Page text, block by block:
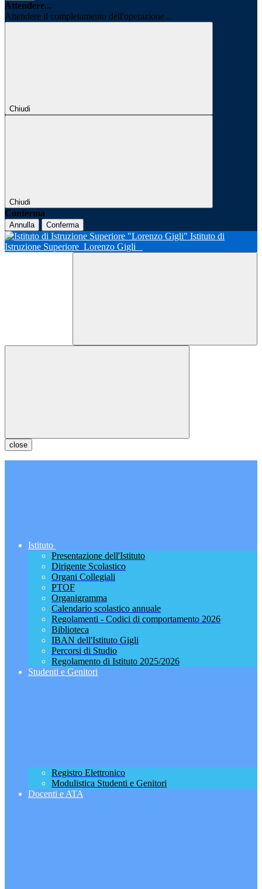
Attendere...
Attendere il completamento dell'operazione...
Chiudi
Chiudi
Conferma
Annulla Conferma
Istituto di
Istruzione Superiore Lorenzo Gigli
close
Istituto
Presentazione dell'Istituto
Dirigente Scolastico
Organi Collegiali
PTOF
Organigramma
Calendario scolastico annuale
Regolamenti - Codici di comportamento 2026
Biblioteca
IBAN dell'Istituto Gigli
Percorsi di Studio
Regolamento di Istituto 2025/2026
Studenti e Genitori
Registro Elettronico
Modulistica Studenti e Genitori
Docenti e ATA